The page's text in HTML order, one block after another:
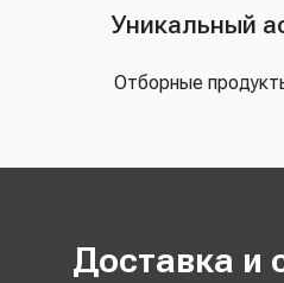
Уникальный
Отборные
Доставка и